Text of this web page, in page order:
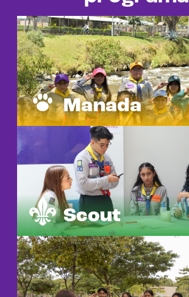
Manada
Scout